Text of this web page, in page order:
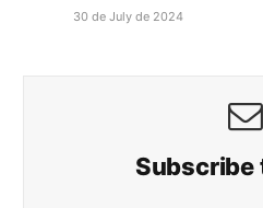
30 de July de 2024
Subscribe